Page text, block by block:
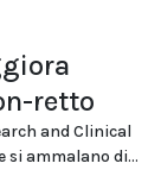
retto
and Clinical
si ammalano di...